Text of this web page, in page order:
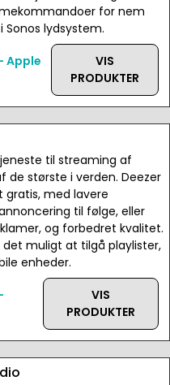
for nem
Sonos lydsystem.
Apple
VIS
PRODUKTER
til streaming af
de største i verden. Deezer
med lavere
til følge, eller
og forbedret kvalitet.
muligt at tilgå playlister,
enheder.
VIS
PRODUKTER